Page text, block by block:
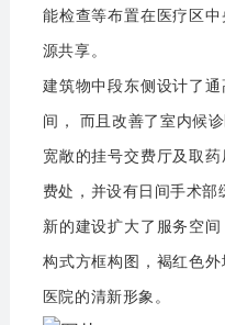
能检查等布置在医疗区
源共享。
建筑物中段东侧设计了
间， 而且改善了室内候
宽敞的挂号交费厅及取
费处，并设有日间手术部
新的建设扩大了服务空
构式方框构图，褐红色
医院的清新形象。